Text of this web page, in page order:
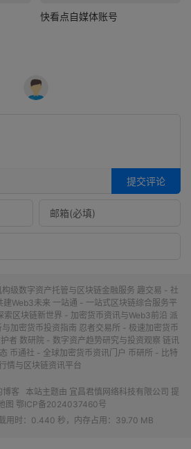
快看点自媒体账号
提交评论
级数字资产托管与区块链金融服务 趣交易 - 社
建Web3未来 一站通 - 一站式区块链综合服务平
索区块链新世界 - 加密货币资讯与Web3前沿 派
加密货币投资指南 忍者交易所 - 极速加密货币
者 数研院 - 数字资产趋势研究与投资观察 链讯
币通社 - 全球加密货币资讯门户 币研所 - 比特
情与区块链资讯平台
博客 本站主题由 宜昌君慎网络科技有限公司 提
图 鄂ICP备2024037460号
用时：0.440 秒，内存占用：39.70 MB